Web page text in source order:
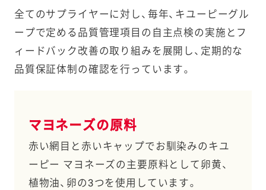
全てのサプライヤーに対し、毎年、キユーピーグル
ープで定める品質管理項目の自主点検の実施とフ
ィードバック改善の取り組みを展開し、定期的な
品質保証体制の確認を行っています。
マヨネーズの原料
赤い網目と赤いキャップでお馴染みのキユ
ーピー マヨネーズの主要原料として卵黄、
植物油、卵の3つを使用しています。